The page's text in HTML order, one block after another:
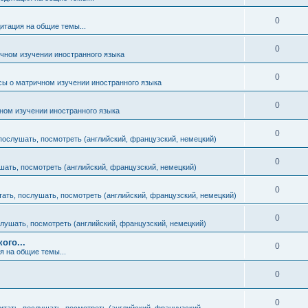
т
ы
е
т
ы
т
е
т
ы
на общие темы...
0О
т
е
т
ы
изучении иностранного языка
0О
т
е
т
ы
о матричном изучении иностранного языка
0О
т
е
т
ы
изучении иностранного языка
0О
т
е
т
ы
посмотреть (английский, французский, немецкий)
0О
т
е
т
ы
посмотреть (английский, французский, немецкий)
0О
т
е
т
ы
послушать, посмотреть (английский, французский, немецкий)
0О
т
е
т
ы
посмотреть (английский, французский, немецкий)
0О
т
е
т
на общие темы...
0О
т
е
0О
т
0О